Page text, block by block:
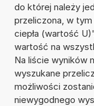
do której należy
przeliczona, w tym
ciepła (wartość
wartość na
Na liście wyników
wyszukane
możliwości
niewygodnego